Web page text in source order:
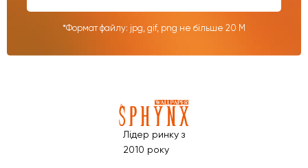
*Формат файлу: jpg, gif, png не більше 20 М
Лідер ринку з
2010 року